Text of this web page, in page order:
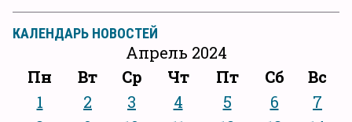
КАЛЕНДАРЬ НОВОСТЕЙ
Апрель 2024
Пн
Вт Ср Чт Пт Сб Вс
1 2 3 4 5 6
7